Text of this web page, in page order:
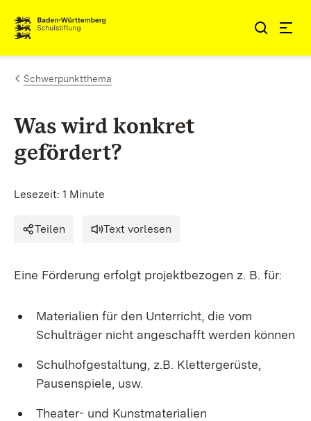
Zum Inhalt springen
Link zur Startseite
Schwerpunktthema
Was wird konkret
gefördert?
Lesezeit: 1 Minute
Teilen Text vorlesen
Eine Förderung erfolgt projektbezogen z. B. für:
Materialien für den Unterricht, die vom
Schulträger nicht angeschafft werden können
Schulhofgestaltung, z.B. Klettergerüste,
Pausenspiele, usw.
Theater- und Kunstmaterialien